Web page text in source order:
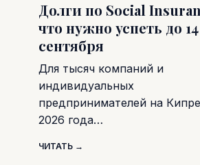
Долги по Social
что нужно успеть до 14
сентября
Для тысяч компаний и
индивидуальных
предпринимателей на
2026 года…
ЧИТАТЬ →